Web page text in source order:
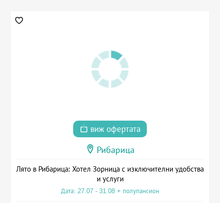
виж офертата
Рибарица
Лято в Рибарица: Хотел Зорница с изключителни удобства
и услуги
Дата: 27.07 - 31.08 + полупансион